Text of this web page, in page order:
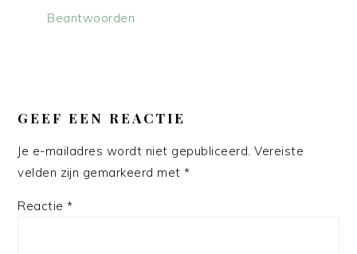
Beantwoorden
GEEF EEN REACTIE
Je e-mailadres wordt niet gepubliceerd. Vereiste
velden zijn gemarkeerd met*
Reactie*